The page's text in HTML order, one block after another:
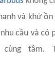
và khử
cầu và có
tầm.